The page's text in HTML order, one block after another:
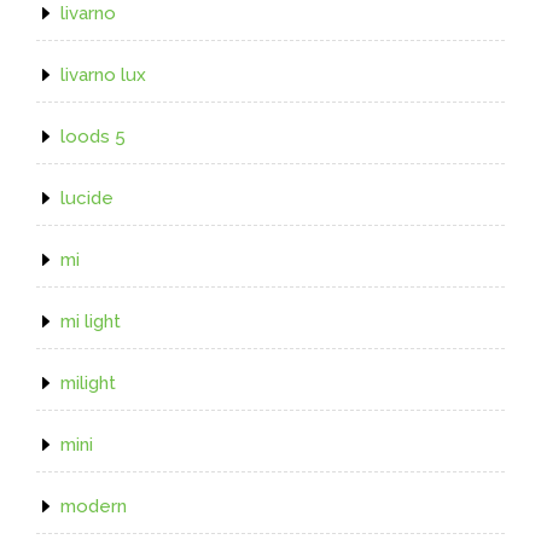
livarno
livarno lux
loods 5
lucide
mi
mi light
milight
mini
modern